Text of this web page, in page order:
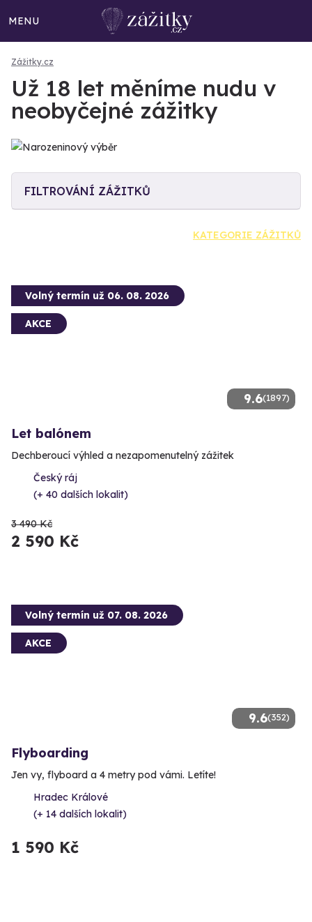
MENU
Zážitky.cz
Už 18 let měníme nudu v
neobyčejné zážitky
FILTROVÁNÍ ZÁŽITKŮ
KATEGORIE ZÁŽITKŮ
9.6(1897)
Volný termín už 06. 08. 2026
AKCE
Let balónem
Dechberoucí výhled a nezapomenutelný zážitek
Český ráj
(+ 40 dalších lokalit)
3 490 Kč
2 590 Kč
9.6(352)
Volný termín už 07. 08. 2026
AKCE
Flyboarding
Jen vy, flyboard a 4 metry pod vámi. Letíte!
Hradec Králové
(+ 14 dalších lokalit)
1 590 Kč